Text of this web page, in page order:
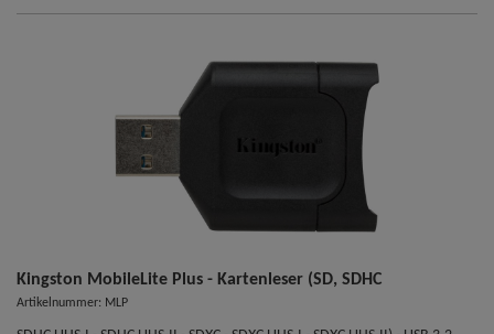
Kingston MobileLite Plus - Kartenleser (SD, SDHC
Artikelnummer: MLP